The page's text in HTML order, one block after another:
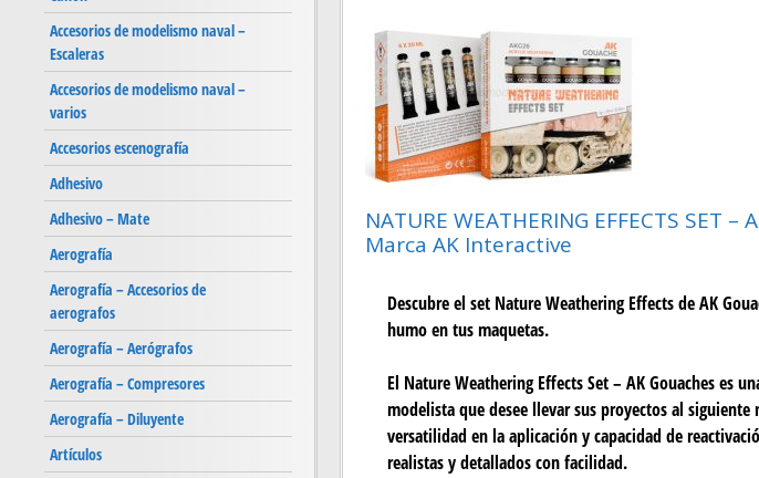
NATURE WEATHERING EFFECTS SET
Marca AK Interactive
Descubre el set Nature Weathering Effects de AK
humo en tus maquetas.
El Nature Weathering Effects Set – AK Gouaches es
modelista que desee llevar sus proyectos al
versatilidad en la aplicación y capacidad de
realistas y detallados con facilidad.
Accesorios de modelismo naval –
Escaleras
Accesorios de modelismo naval –
varios
Accesorios escenografía
Adhesivo
Adhesivo – Mate
Aerografía
Aerografía – Accesorios de
aerografos
Aerografía – Aerógrafos
Aerografía – Compresores
Aerografía – Diluyente
Artículos